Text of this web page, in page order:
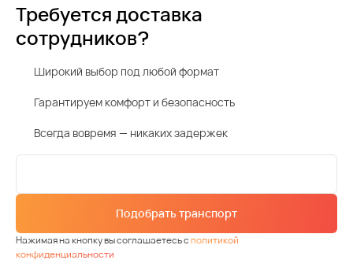
Требуется доставка
сотрудников?
Широкий выбор под любой формат
Гарантируем комфорт и безопасность
Всегда вовремя — никаких задержек
Подобрать транспорт
Нажимая на кнопку вы соглашаетесь сполитикой
конфиденциальности